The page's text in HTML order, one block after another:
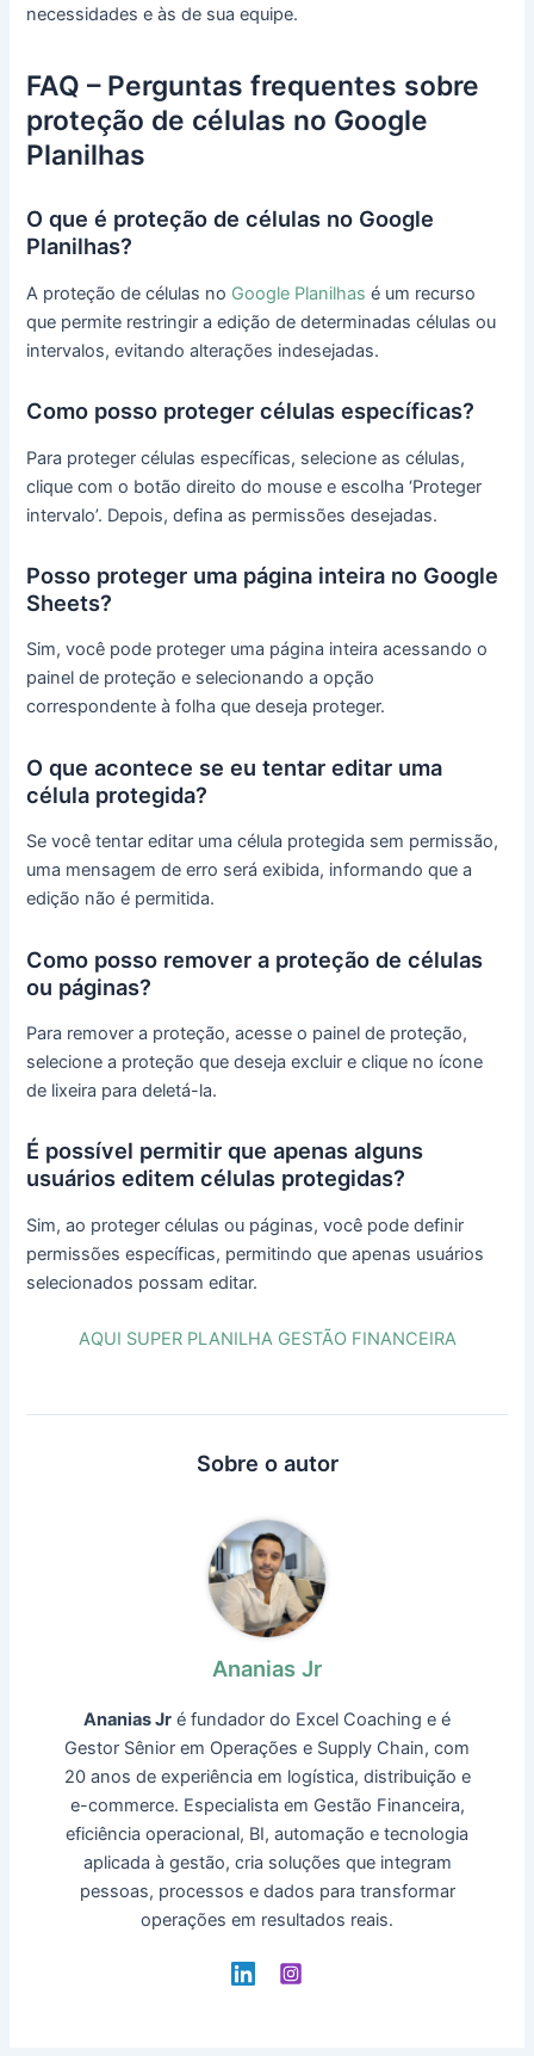
necessidades e às de sua equipe.
FAQ – Perguntas frequentes sobre
proteção de células no Google
Planilhas
O que é proteção de células no Google
Planilhas?
A proteção de células no Google Planilhas é um recurso
que permite restringir a edição de determinadas células ou
intervalos, evitando alterações indesejadas.
Como posso proteger células específicas?
Para proteger células específicas, selecione as células,
clique com o botão direito do mouse e escolha ‘Proteger
intervalo’. Depois, defina as permissões desejadas.
Posso proteger uma página inteira no Google
Sheets?
Sim, você pode proteger uma página inteira acessando o
painel de proteção e selecionando a opção
correspondente à folha que deseja proteger.
O que acontece se eu tentar editar uma
célula protegida?
Se você tentar editar uma célula protegida sem permissão,
uma mensagem de erro será exibida, informando que a
edição não é permitida.
Como posso remover a proteção de células
ou páginas?
Para remover a proteção, acesse o painel de proteção,
selecione a proteção que deseja excluir e clique no ícone
de lixeira para deletá-la.
É possível permitir que apenas alguns
usuários editem células protegidas?
Sim, ao proteger células ou páginas, você pode definir
permissões específicas, permitindo que apenas usuários
selecionados possam editar.
AQUI SUPER PLANILHA GESTÃO FINANCEIRA
Sobre o autor
Ananias Jr
Ananias Jr é fundador do Excel Coaching e é
Gestor Sênior em Operações e Supply Chain, com
20 anos de experiência em logística, distribuição e
e-commerce. Especialista em Gestão Financeira,
eficiência operacional, BI, automação e tecnologia
aplicada à gestão, cria soluções que integram
pessoas, processos e dados para transformar
operações em resultados reais.